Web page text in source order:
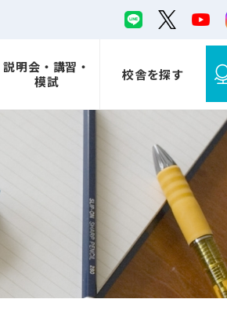
説明会・講習・
模試
校舎を探す